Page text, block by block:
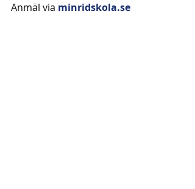
Anmäl via minridskola.se